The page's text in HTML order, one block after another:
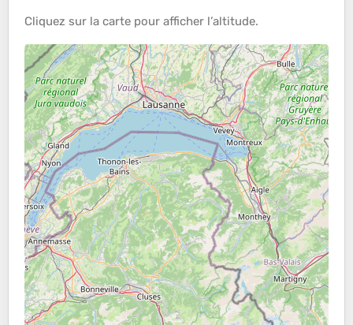
Cliquez sur la carte pour afficher l’altitude.